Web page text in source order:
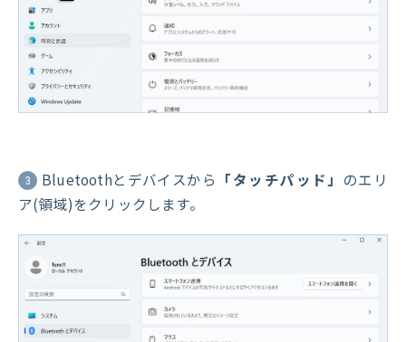
3 Bluetoothとデバイスから 「タッチパッド」 のエリ
ア(領域)をクリックします。